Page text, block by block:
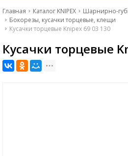
Каталог
Новости
Главная Каталог KNIPEX
Шарнирно-
Бокорезы, кусачки торцевые, клещи
Кусачки торцевые Knipex 69 03 130
Кусачки торцевые